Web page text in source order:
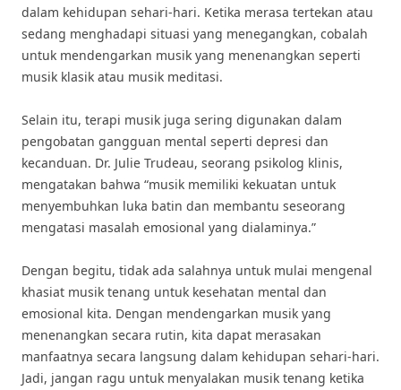
dalam kehidupan sehari-hari. Ketika merasa tertekan atau
sedang menghadapi situasi yang menegangkan, cobalah
untuk mendengarkan musik yang menenangkan seperti
musik klasik atau musik meditasi.
Selain itu, terapi musik juga sering digunakan dalam
pengobatan gangguan mental seperti depresi dan
kecanduan. Dr. Julie Trudeau, seorang psikolog klinis,
mengatakan bahwa “musik memiliki kekuatan untuk
menyembuhkan luka batin dan membantu seseorang
mengatasi masalah emosional yang dialaminya.”
Dengan begitu, tidak ada salahnya untuk mulai mengenal
khasiat musik tenang untuk kesehatan mental dan
emosional kita. Dengan mendengarkan musik yang
menenangkan secara rutin, kita dapat merasakan
manfaatnya secara langsung dalam kehidupan sehari-hari.
Jadi, jangan ragu untuk menyalakan musik tenang ketika